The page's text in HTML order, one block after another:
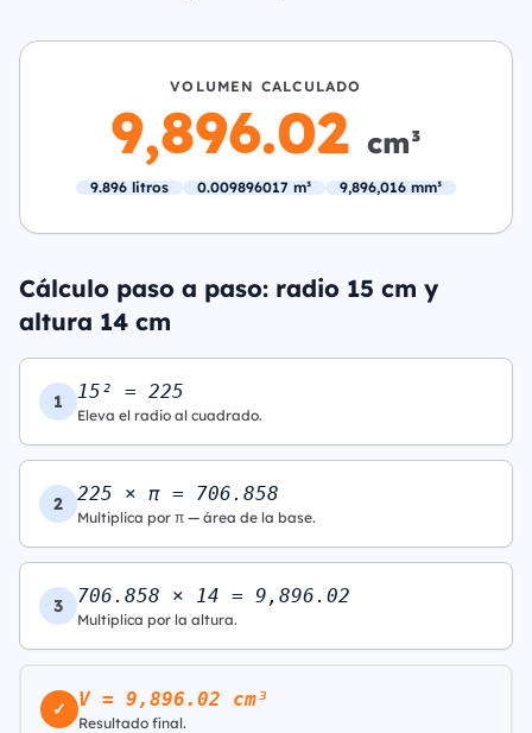
VOLUMEN CALCULADO
9,896.02 cm³
9.896 litros 0.009896017 m³ 9,896,016 mm³
Cálculo paso a paso: radio 15 cm y
altura 14 cm
1 15² = 225
Eleva el radio al cuadrado.
2 225 × π = 706.858
Multiplica por π — área de la base.
3 706.858 × 14 = 9,896.02
Multiplica por la altura.
✓ V = 9,896.02 cm³
Resultado final.